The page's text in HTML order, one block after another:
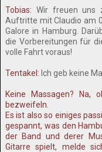
Tobias: Wir freuen uns
Auftritte mit Claudio am
Galore in Hamburg.
die Vorbereitungen für
volle Fahrt voraus!
Tentakel: Ich geb keine
Keine Massagen?
bezweifeln.
Es ist also so einiges
gespannt, was den
der Band und derer
Gitarre spielt, melde